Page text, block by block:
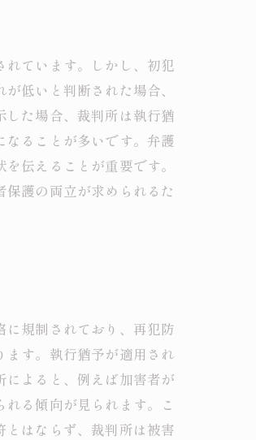
ています。しかし、初犯
低いと判断された場合、
た場合、裁判所は執行猶
ることが多いです。弁護
伝えることが重要です。
護の両立が求められるた
規制されており、再犯防
す。執行猶予が適用され
よると、例えば加害者が
る傾向が見られます。こ
はならず、裁判所は被害